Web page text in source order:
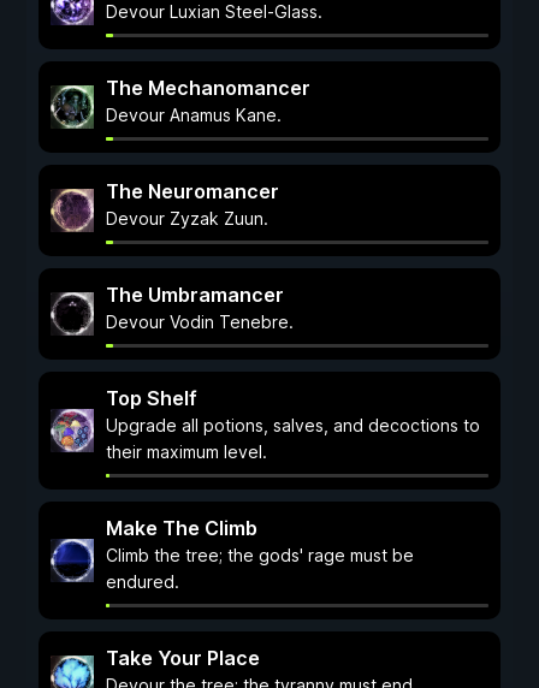
Devour Luxian Steel-Glass.
The Mechanomancer
Devour Anamus Kane.
The Neuromancer
Devour Zyzak Zuun.
The Umbramancer
Devour Vodin Tenebre.
Top Shelf
Upgrade all potions, salves, and decoctions to
their maximum level.
Make The Climb
Climb the tree; the gods' rage must be
endured.
Take Your Place